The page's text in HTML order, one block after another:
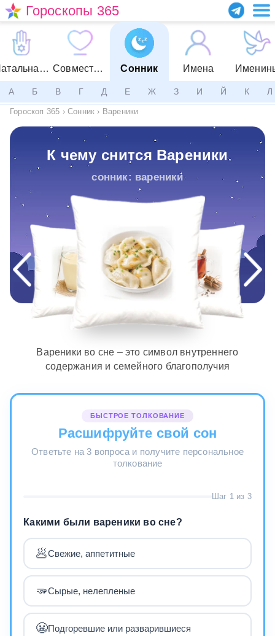
Гороскопы 365
Натальная карта Совместимость Сонник Имена
А Б В Г Д Е Ж З И Й К Л
Гороскоп 365 › Сонник › Вареники
К чему снится Вареники
сонник: вареники
Вареники во сне – это символ внутреннего
содержания и семейного благополучия
БЫСТРОЕ ТОЛКОВАНИЕ
Расшифруйте свой сон
Ответьте на 3 вопроса и получите персональное
толкование
Шаг 1 из 3
Какими были вареники во сне?
🥟Свежие, аппетитные
🫳Сырые, нелепленые
😬Подгоревшие или разварившиеся